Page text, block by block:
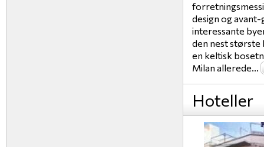
design og avant-
interessante
den nest største
en keltisk
Milan allerede...
Hoteller